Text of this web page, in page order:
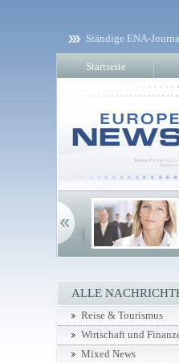
Ständige ENA-
Startseite
ALLE
Reise & Tourismus
Wirtschaft und
Mixed News